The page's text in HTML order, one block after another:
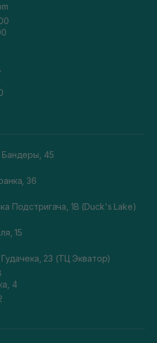
Бандеры, 45
36
Подстригача, 1В (Duck's Lake)
15
Гудачека, 23 (ТЦ Экватор)
4